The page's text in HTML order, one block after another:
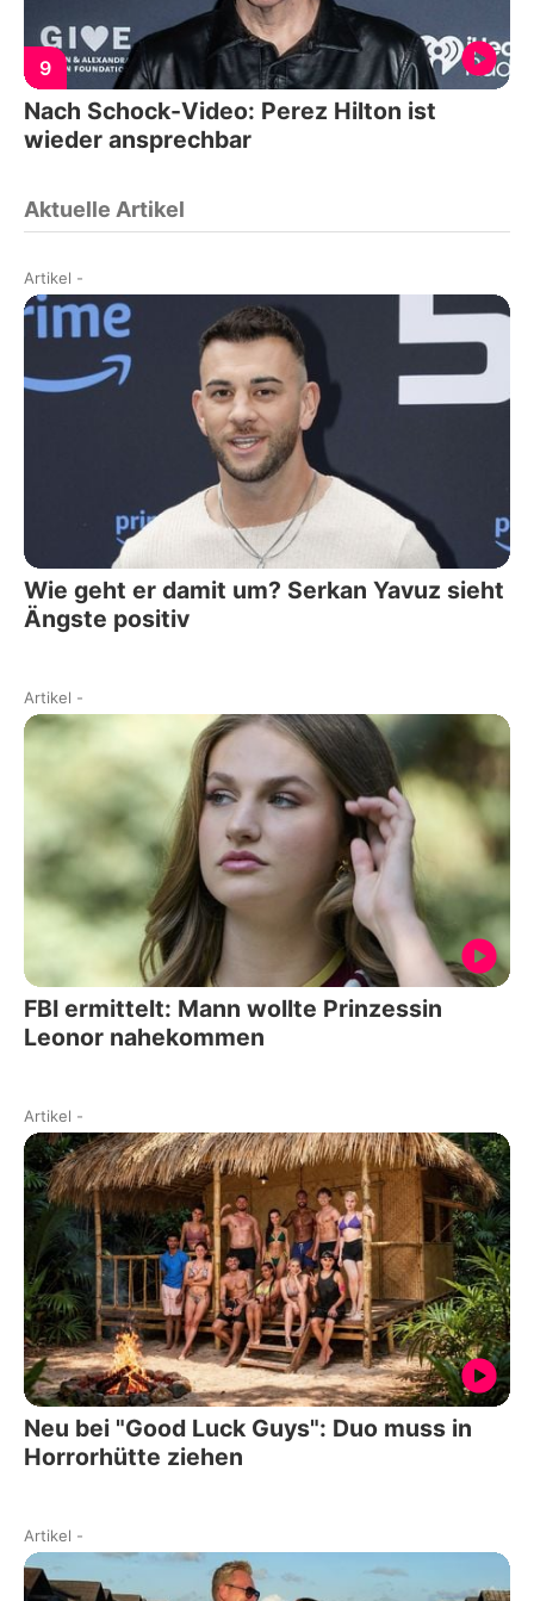
9
Nach Schock-Video: Perez Hilton ist
wieder ansprechbar
Aktuelle Artikel
Artikel -
Wie geht er damit um? Serkan Yavuz sieht
Ängste positiv
Artikel -
FBI ermittelt: Mann wollte Prinzessin
Leonor nahekommen
Artikel -
Neu bei "Good Luck Guys": Duo muss in
Horrorhütte ziehen
Artikel -